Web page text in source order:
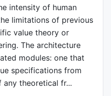
intensity of human
limitations of previous
value theory or
The architecture
modules: one that
specifications from
theoretical fr...